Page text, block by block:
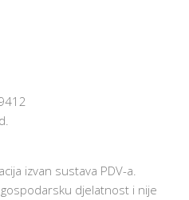
izvan sustava PDV-a.
djelatnost i nije